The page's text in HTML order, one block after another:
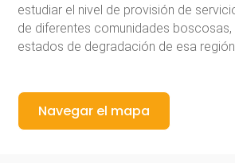
estudiar el nivel de provisión de
de diferentes comunidades boscosas,
estados de degradación de esa
Navegar el mapa